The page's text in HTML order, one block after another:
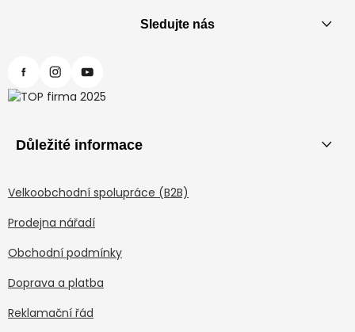
Sledujte nás
Důležité informace
Velkoobchodní spolupráce (B2B)
Prodejna nářadí
Obchodní podmínky
Doprava a platba
Reklamační řád